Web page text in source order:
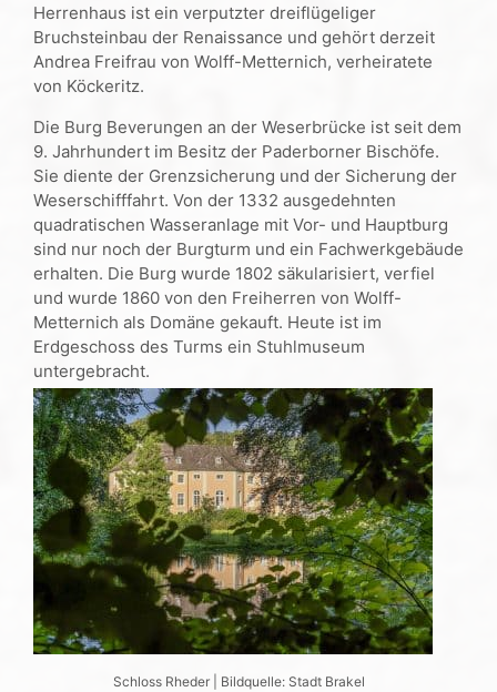
Herrenhaus ist ein verputzter dreiflügeliger
Bruchsteinbau der Renaissance und gehört derzeit
Andrea Freifrau von Wolff-Metternich, verheiratete
von Köckeritz.
Die Burg Beverungen an der Weserbrücke ist seit dem
9. Jahrhundert im Besitz der Paderborner Bischöfe.
Sie diente der Grenzsicherung und der Sicherung der
Weserschifffahrt. Von der 1332 ausgedehnten
quadratischen Wasseranlage mit Vor- und Hauptburg
sind nur noch der Burgturm und ein Fachwerkgebäude
erhalten. Die Burg wurde 1802 säkularisiert, verfiel
und wurde 1860 von den Freiherren von Wolff-
Metternich als Domäne gekauft. Heute ist im
Erdgeschoss des Turms ein Stuhlmuseum
untergebracht.
Schloss Rheder | Bildquelle: Stadt Brakel